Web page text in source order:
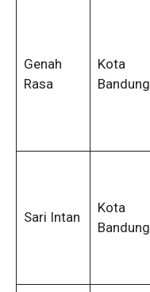
Genah
Rasa
Kota
Bandung
Sari Intan
Kota
Bandung